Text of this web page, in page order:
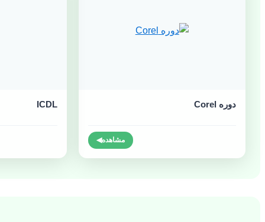
دوره Corel
مشاهده◀
ICDL